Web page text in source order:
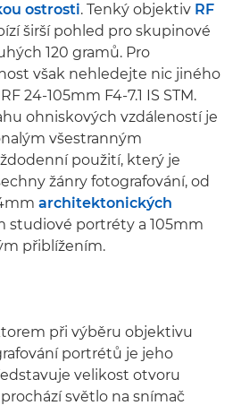
ostrosti. Tenký objektiv RF
širší pohled pro skupinové
120 gramů. Pro
však nehledejte nic jiného
24-105mm F4-7.1 IS STM.
ohniskových vzdáleností je
všestranným
použití, který je
žánry fotografování, od
architektonických
studiové portréty a 105mm
přiblížením.
při výběru objektivu
portrétů je jeho
velikost otvoru
světlo na snímač